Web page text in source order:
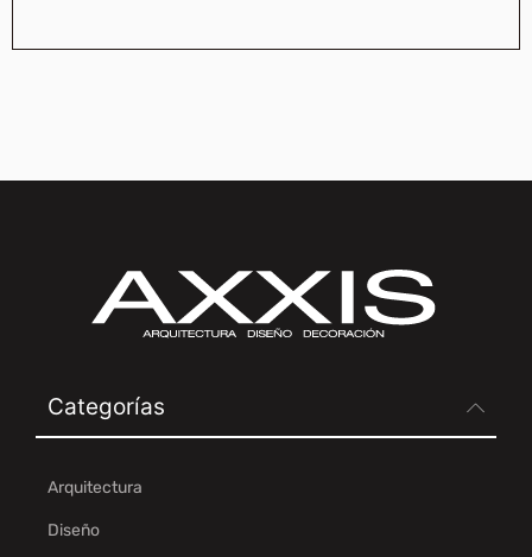
Categorías
Arquitectura
Diseño